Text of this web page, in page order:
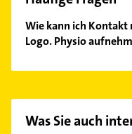
Wie kann ich Kontakt
Logo. Physio
Hier finden Sie alle
Was Sie auch